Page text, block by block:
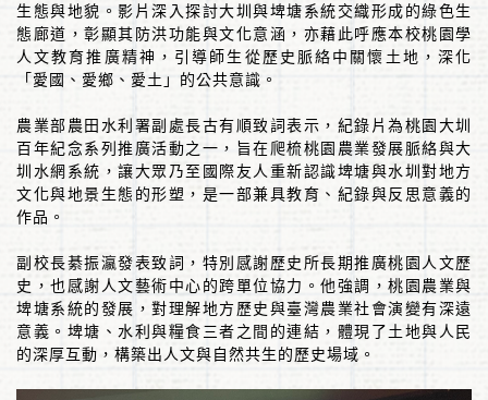
生態與地貌。影片深入探討大圳與埤塘系統交織形成的綠色生
態廊道，彰顯其防洪功能與文化意涵，亦藉此呼應本校桃園學
人文教育推廣精神，引導師生從歷史脈絡中關懷土地，深化
「愛國、愛鄉、愛土」的公共意識。
農業部農田水利署副處長古有順致詞表示，紀錄片為桃園大圳
百年紀念系列推廣活動之一，旨在爬梳桃園農業發展脈絡與大
圳水網系統，讓大眾乃至國際友人重新認識埤塘與水圳對地方
文化與地景生態的形塑，是一部兼具教育、紀錄與反思意義的
作品。
副校長綦振瀛發表致詞，特別感謝歷史所長期推廣桃園人文歷
史，也感謝人文藝術中心的跨單位協力。他強調，桃園農業與
埤塘系統的發展，對理解地方歷史與臺灣農業社會演變有深遠
意義。埤塘、水利與糧食三者之間的連結，體現了土地與人民
的深厚互動，構築出人文與自然共生的歷史場域。